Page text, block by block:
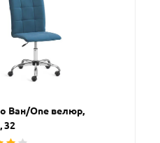
Ван/One велюр,
32